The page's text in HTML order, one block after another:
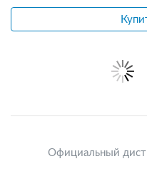
Официальный